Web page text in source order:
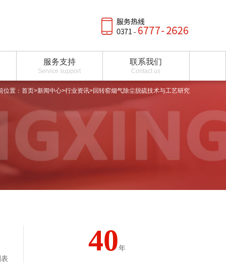
服务支持
Service support
联系我们
Contact us
位置： 首页>新闻中心>行业资讯>回转窑烟气除尘脱硫技术与工艺研究
40年